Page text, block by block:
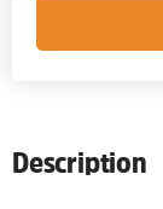
Description